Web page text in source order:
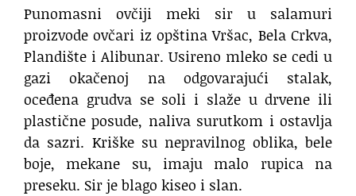
Punomasni ovčiji meki sir u salamuri
proizvode ovčari iz opština Vršac, Bela Crkva,
Plandište i Alibunar. Usireno mleko se cedi u
gazi okačenoj na odgovarajući stalak,
oceđena grudva se soli i slaže u drvene ili
plastične posude, naliva surutkom i ostavlja
da sazri. Kriške su nepravilnog oblika, bele
boje, mekane su, imaju malo rupica na
preseku. Sir je blago kiseo i slan.